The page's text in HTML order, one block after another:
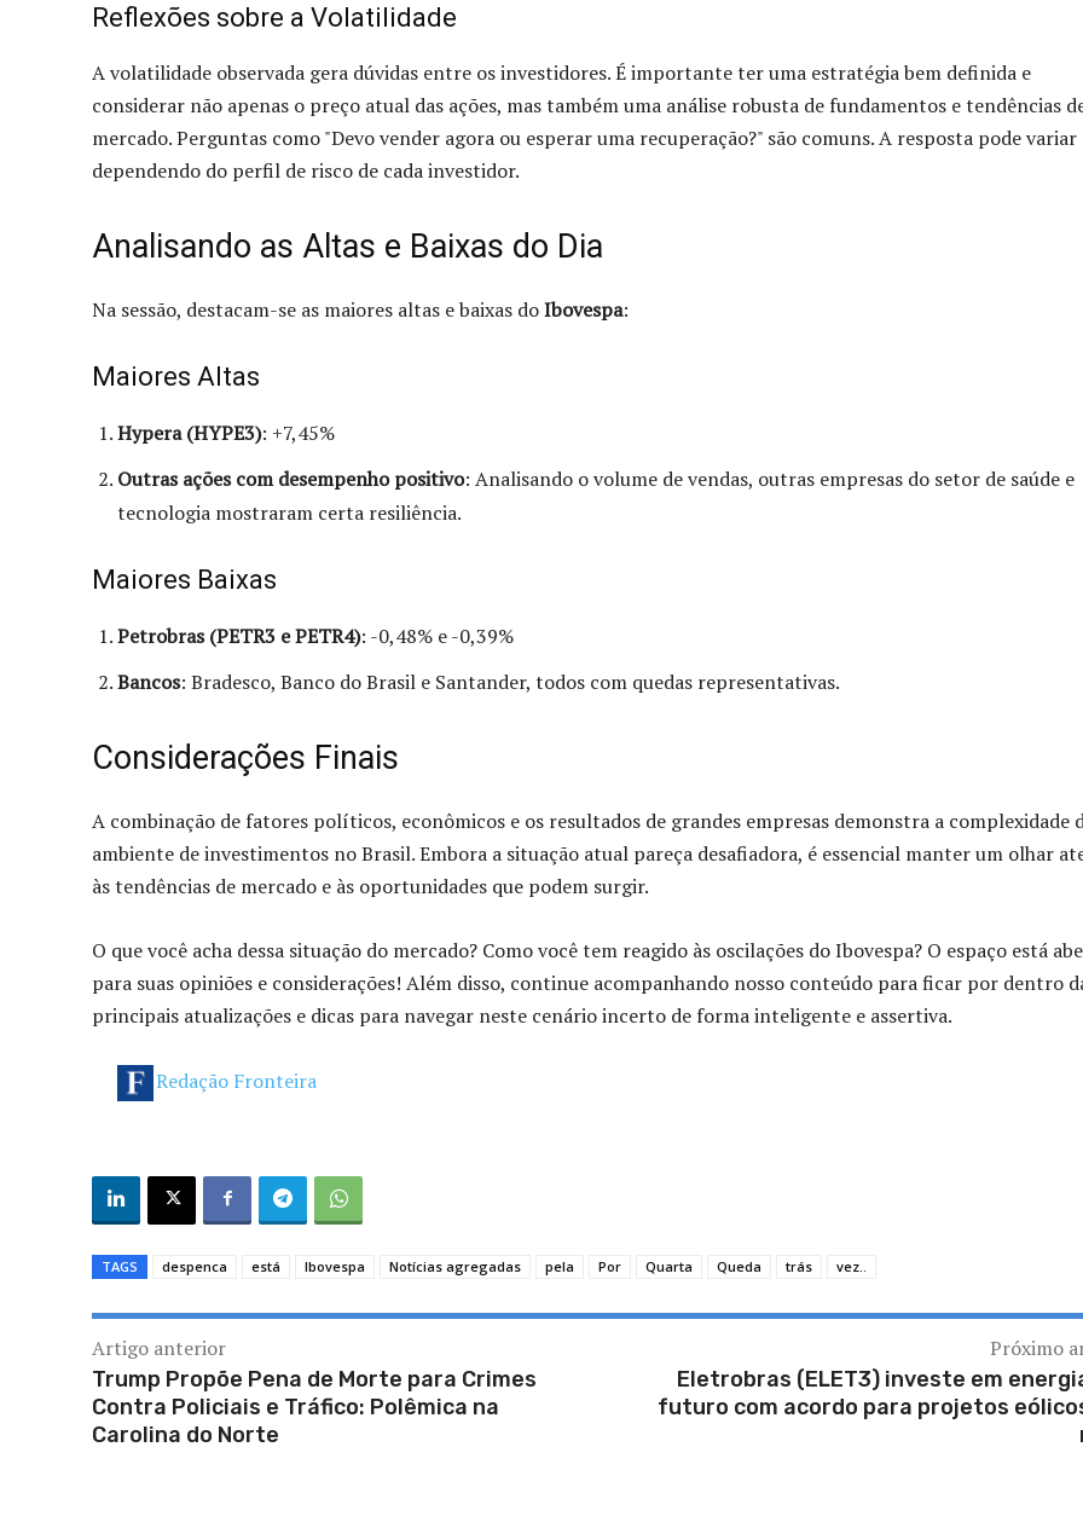
Reflexões sobre a Volatilidade
A volatilidade observada gera dúvidas entre os investidores. É importante ter uma estratégia bem definida e
considerar não apenas o preço atual das ações, mas também uma análise robusta de fundamentos e tendências
mercado. Perguntas como "Devo vender agora ou esperar uma recuperação?" são comuns. A resposta pode variar
dependendo do perfil de risco de cada investidor.
Analisando as Altas e Baixas do Dia
Na sessão, destacam-se as maiores altas e baixas doIbovespa:
Maiores Altas
Hypera (HYPE3): +7,45%
Outras ações com desempenho positivo: Analisando o volume de vendas, outras empresas do setor de saúde e
tecnologia mostraram certa resiliência.
Maiores Baixas
Petrobras (PETR3 e PETR4): -0,48% e -0,39%
Bancos: Bradesco, Banco do Brasil e Santander, todos com quedas representativas.
Considerações Finais
A combinação de fatores políticos, econômicos e os resultados de grandes empresas demonstra a complexidade
ambiente de investimentos no Brasil. Embora a situação atual pareça desafiadora, é essencial manter um olhar
às tendências de mercado e às oportunidades que podem surgir.
O que você acha dessa situação do mercado? Como você tem reagido às oscilações do Ibovespa? O espaço está
para suas opiniões e considerações! Além disso, continue acompanhando nosso conteúdo para ficar por dentro
principais atualizações e dicas para navegar neste cenário incerto de forma inteligente e assertiva.
Redação Fronteira
TAGS despenca está Ibovespa Notícias agregadas pela Por Quarta Queda trás vez..
Artigo anterior
Trump Propõe Pena de Morte para Crimes
Contra Policiais e Tráfico: Polêmica na
Carolina do Norte
Próximo
Eletrobras (ELET3) investe em
futuro com acordo para projetos